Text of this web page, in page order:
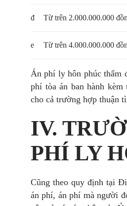
đ Từ trên 2.000.000.000
e Từ trên 4.000.000.000
Án phí ly hôn phúc thẩm
phí tòa án ban hành
cho cả trường hợp thuận
IV.
PHÍ LY
Cũng theo quy định tại
án phí, án phí mà người